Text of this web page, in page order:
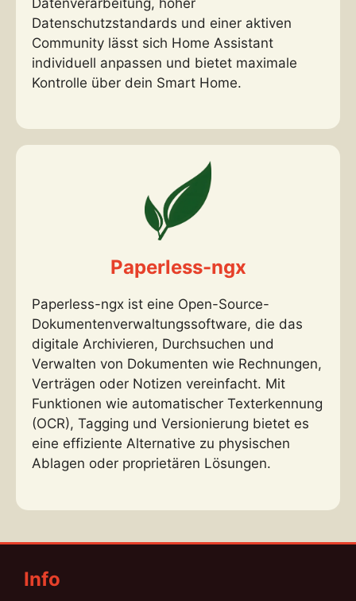
Datenschutzstandards und einer aktiven
Community lässt sich Home Assistant
individuell anpassen und bietet maximale
Kontrolle über dein Smart Home.
Paperless-ngx
Paperless-ngx ist eine Open-Source-
Dokumentenverwaltungssoftware, die das
digitale Archivieren, Durchsuchen und
Verwalten von Dokumenten wie Rechnungen,
Verträgen oder Notizen vereinfacht. Mit
Funktionen wie automatischer Texterkennung
(OCR), Tagging und Versionierung bietet es
eine effiziente Alternative zu physischen
Ablagen oder proprietären Lösungen.
Info